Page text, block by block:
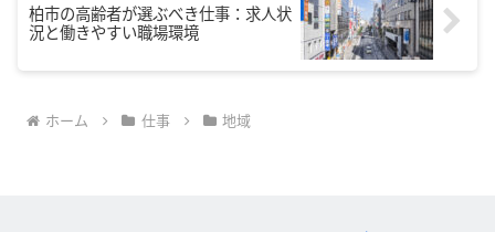
柏市の高齢者が選ぶべき仕事：求人状
況と働きやすい職場環境
ホーム 仕事 地域